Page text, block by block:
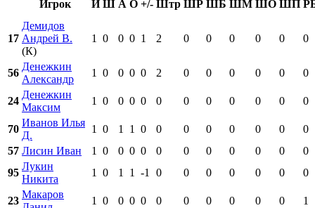
Игрок И Ш А О +/- Штр ШР ШБ ШМ ШО ШП
17
Демидов
Андрей В.
(К)
1 0 0 0 1 2 0 0 0 0 0 0
56
Денежкин
Александр
1 0 0 0 0 2 0 0 0 0 0 0
24
Денежкин
Максим
1 0 0 0 0 0 0 0 0 0 0 0
70
Иванов Илья
Д.
1 0 1 1 0 0 0 0 0 0 0
0
57 Лисин Иван 1 0 0 0 0 0 0 0 0 0 0
0
95
Лукин
Никита
1 0 1 1 -1 0 0 0 0 0 0 0
23
Макаров
1 0 0 0 0 0 0 0 0 0 0 1